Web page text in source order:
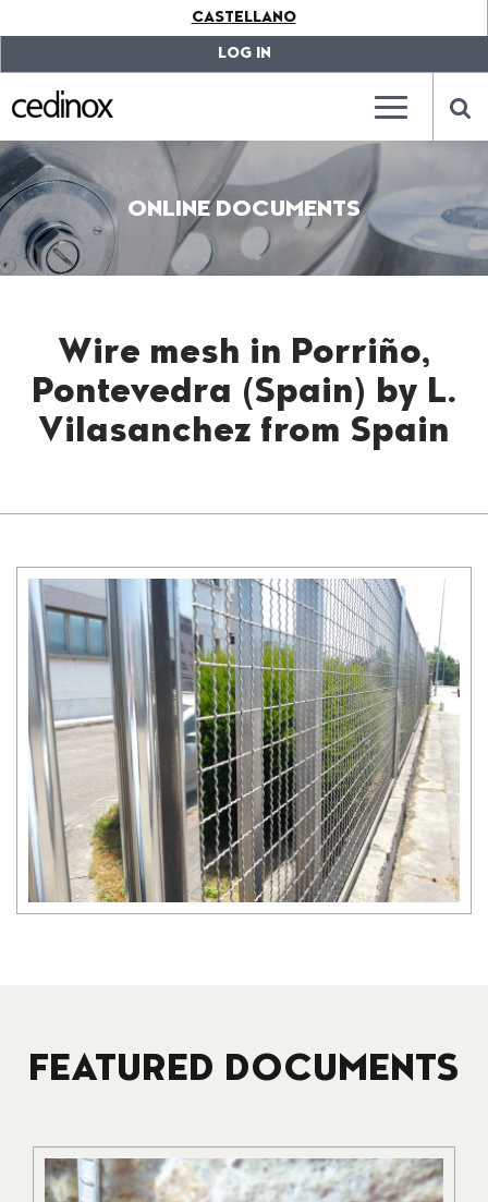
label.access.jump.content???
???
label.access.jump.header???
label.access.jump.footer???
???
label.access.jump.menu???
CASTELLANO
LOG IN
???
???
ONLINE DOCUMENTS
Wire mesh in Porriño,
Pontevedra (Spain) by L.
Vilasanchez from Spain
FEATURED DOCUMENTS